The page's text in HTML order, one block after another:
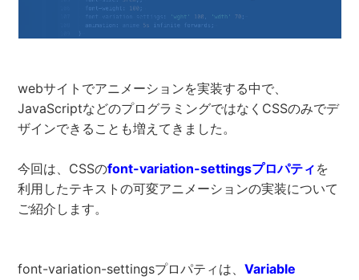
webサイトでアニメーションを実装する中で、
JavaScriptなどのプログラミングではなくCSSのみでデ
ザインできることも増えてきました。
今回は、CSSのfont-variation-settingsプロパティ を
利用したテキストの可変アニメーションの実装について
ご紹介します。
font-variation-settingsプロパティは、Variable